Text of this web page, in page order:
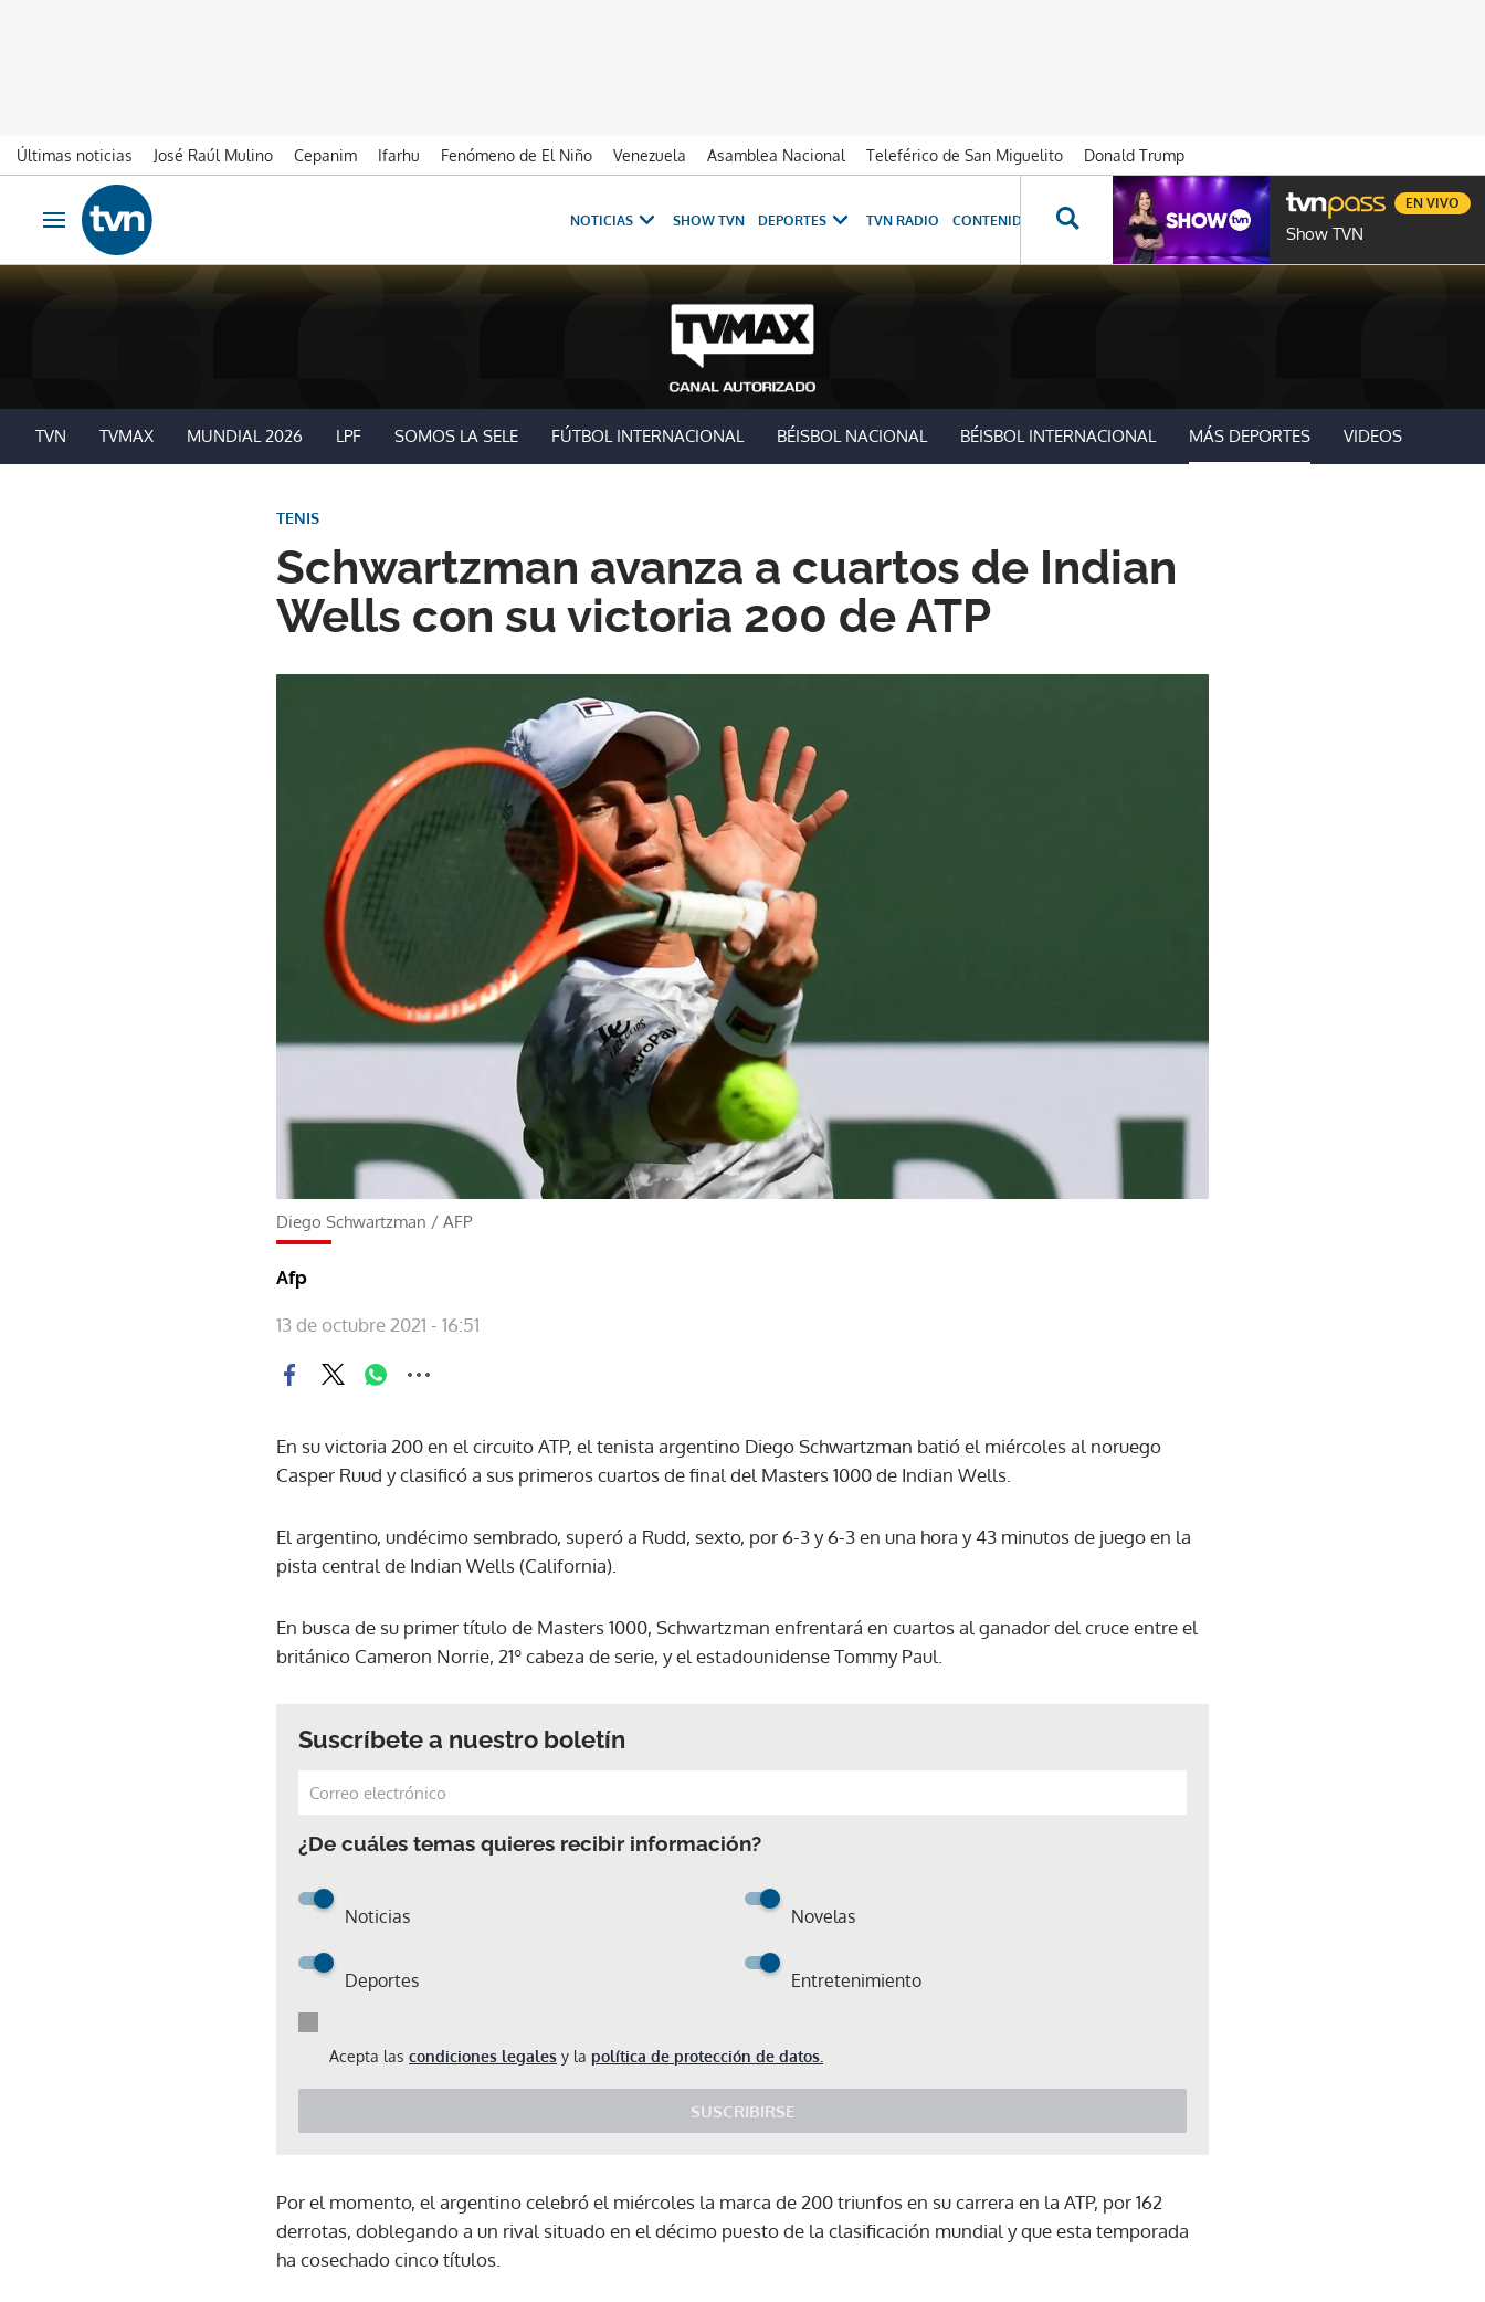
Últimas noticias José Raúl Mulino Cepanim Ifarhu Fenómeno de El Niño Venezuela Asamblea Nacional Teleférico de San Miguelito
Donald Trump
Ir al contenido
Obrir navegació
NOTICIAS SHOW TVN DEPORTES TVN RADIO CONTENIDOS ESPECIALES NOVELAS PROGRAMAS GENTE TVN
Show TVN
EN VIVO
TVN TVMAX MUNDIAL 2026 LPF SOMOS LA SELE FÚTBOL INTERNACIONAL BÉISBOL NACIONAL BÉISBOL INTERNACIONAL MÁS DEPORTES VIDEOS
Schwartzman avanza a cuartos de Indian
Wells con su victoria 200 de ATP
TENIS
Diego Schwartzman / AFP
Afp
13 de octubre 2021 - 16:51
En su victoria 200 en el circuito ATP, el tenista argentino Diego Schwartzman batió el miércoles al noruego
Casper Ruud y clasificó a sus primeros cuartos de final del Masters 1000 de Indian Wells.
El argentino, undécimo sembrado, superó a Rudd, sexto, por 6-3 y 6-3 en una hora y 43 minutos de juego en la
pista central de Indian Wells (California).
En busca de su primer título de Masters 1000, Schwartzman enfrentará en cuartos al ganador del cruce entre el
británico Cameron Norrie, 21º cabeza de serie, y el estadounidense Tommy Paul.
Suscríbete a nuestro boletín
¿De cuáles temas quieres recibir información?
Noticias Novelas
Deportes Entretenimiento
Acepta las condiciones legales y la política de protección de datos.
SUSCRIBIRSE
Por el momento, el argentino celebró el miércoles la marca de 200 triunfos en su carrera en la ATP, por 162
derrotas, doblegando a un rival situado en el décimo puesto de la clasificación mundial y que esta temporada
ha cosechado cinco títulos.